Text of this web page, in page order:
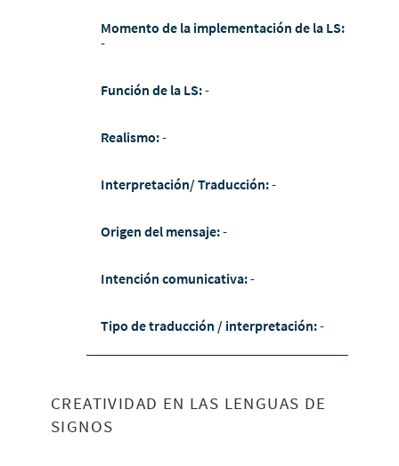
Momento de la implementación de la LS:
-
Función de la LS:-
Realismo:-
Interpretación/ Traducción:-
Origen del mensaje:-
Intención comunicativa:-
Tipo de traducción / interpretación:-
CREATIVIDAD EN LAS LENGUAS DE
SIGNOS